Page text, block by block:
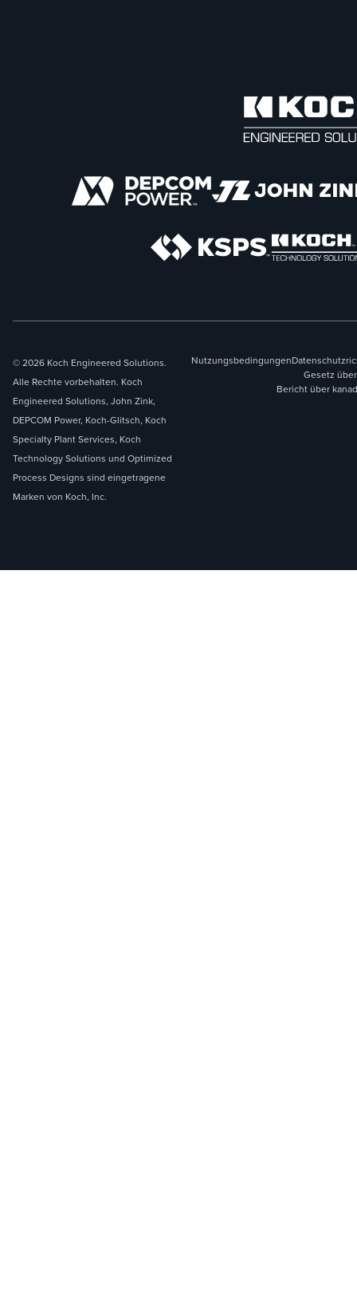
© 2026 Koch Engineered Solutions.
Alle Rechte vorbehalten. Koch
Engineered Solutions, John Zink,
DEPCOM Power, Koch-Glitsch, Koch
Specialty Plant Services, Koch
Technology Solutions und Optimized
Process Designs sind eingetragene
Marken von Koch, Inc.
Nutzungsbedingungen
Gesetz
Bericht über